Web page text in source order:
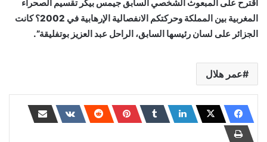
اقترح على المبعوث الشخصي السابق جيمس بيكر تقسيم الصحراء
المغربية بين المملكة وحركتكم الانفصالية الإرهابية في 2002؟ كانت
الجزائر على لسان رئيسها السابق، الراحل عبد العزيز بوتفليقة”.
عمر هلال